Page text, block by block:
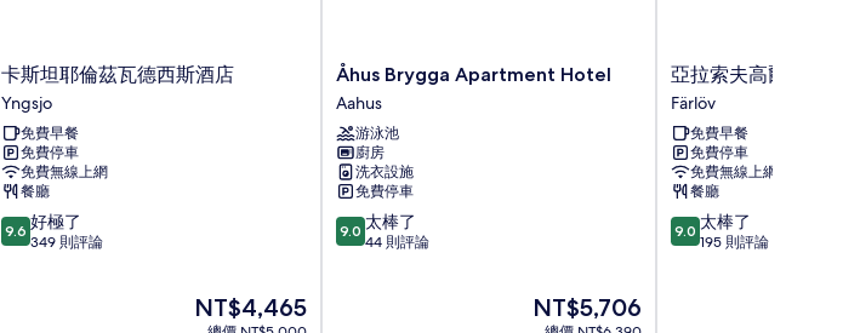
卡
斯
坦
耶
倫
茲
瓦
德
西
卡斯坦耶倫茲瓦德西斯酒店
Yngsjo
免費早餐
免費停車
免費無線上網
餐廳
9.6
分，
9.6 好極了
349 則評論
現
在
NT$4,465
Åhus
Brygga
Apartment
Hotel
Aahus
Åhus Brygga Apartment Hotel
Aahus
游泳池
廚房
洗衣設施
免費停車
9.0
分，
9.0 太棒了
44 則評論
現
在
NT$5,706
亞
拉
索
夫
高
爾
夫
球
渡
亞拉索夫高爾夫球渡
Färlöv
免費早餐
免費停車
免費無線上網
餐廳
9.0
分，
9.0 太棒了
195 則評論